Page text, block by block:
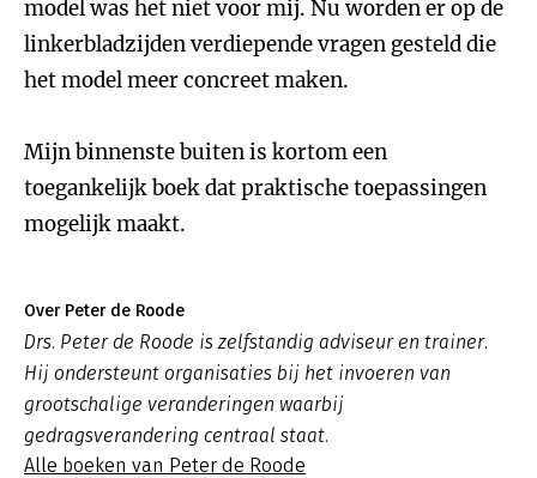
model was het niet voor mij. Nu worden er op de
linkerbladzijden verdiepende vragen gesteld die
het model meer concreet maken.
Mijn binnenste buiten is kortom een
toegankelijk boek dat praktische toepassingen
mogelijk maakt.
Over Peter de Roode
Drs. Peter de Roode is zelfstandig adviseur en trainer.
Hij ondersteunt organisaties bij het invoeren van
grootschalige veranderingen waarbij
gedragsverandering centraal staat.
Alle boeken van Peter de Roode